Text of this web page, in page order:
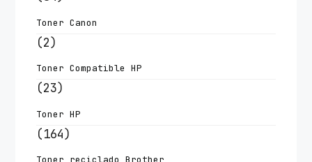
Toner Canon
(2)
Toner Compatible HP
(23)
Toner HP
(164)